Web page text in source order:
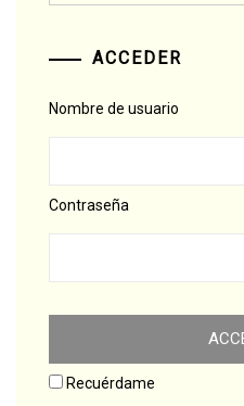
ACCEDER
Nombre de usuario
Contraseña
Recuérdame